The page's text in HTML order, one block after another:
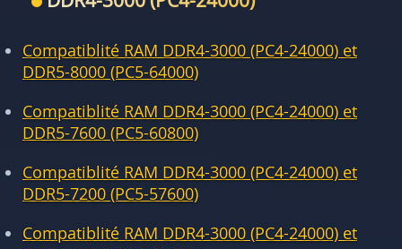
Compatiblité RAM DDR4-3000 (PC4-24000) et
DDR5-8000 (PC5-64000)
Compatiblité RAM DDR4-3000 (PC4-24000) et
DDR5-7600 (PC5-60800)
Compatiblité RAM DDR4-3000 (PC4-24000) et
DDR5-7200 (PC5-57600)
Compatiblité RAM DDR4-3000 (PC4-24000) et